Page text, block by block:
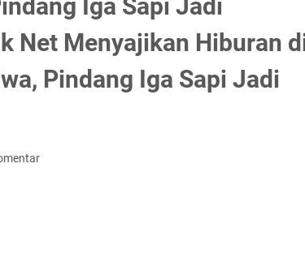
Iga Sapi Jadi
Net Menyajikan Hiburan
Pindang Iga Sapi Jadi